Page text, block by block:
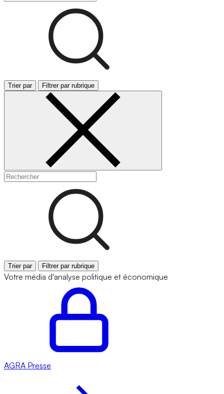
Trier par Filtrer par rubrique
Trier par Filtrer par rubrique
Votre média d'analyse politique et économique
AGRA Presse